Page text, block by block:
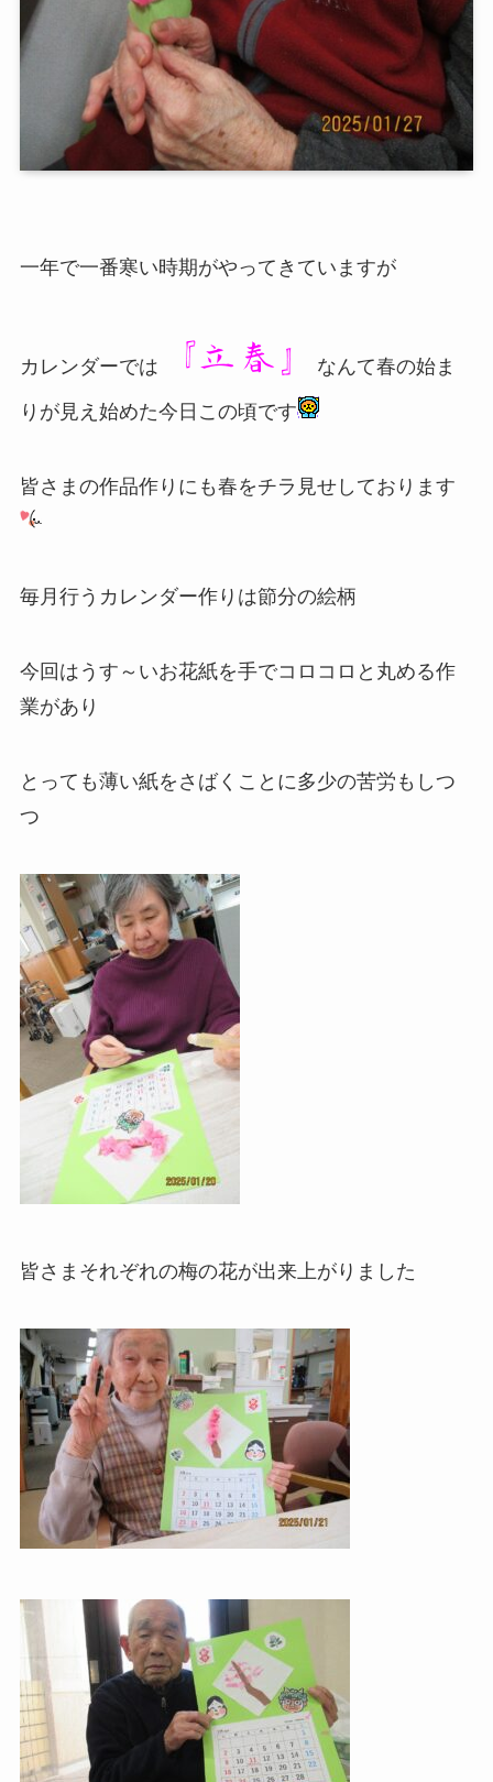
一年で一番寒い時期がやってきていますが
カレンダーでは 『立春』 なんて春の始ま
りが見え始めた今日この頃です
皆さまの作品作りにも春をチラ見せしております
毎月行うカレンダー作りは節分の絵柄
今回はうす～いお花紙を手でコロコロと丸める作
業があり
とっても薄い紙をさばくことに多少の苦労もしつ
つ
皆さまそれぞれの梅の花が出来上がりました